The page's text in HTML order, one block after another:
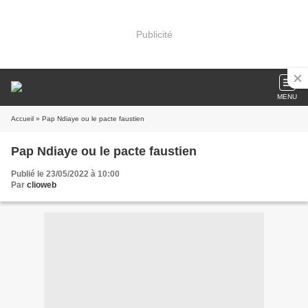
Publicité
MENU
Accueil » Pap Ndiaye ou le pacte faustien
Pap Ndiaye ou le pacte faustien
Publié le 23/05/2022 à 10:00
Par clioweb